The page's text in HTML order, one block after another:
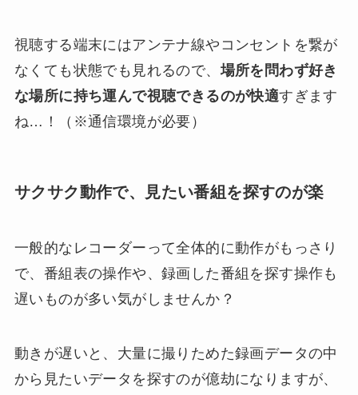
視聴する端末にはアンテナ線やコンセントを繋が
なくても状態でも見れるので、場所を問わず好き
な場所に持ち運んで視聴できるのが快適すぎます
ね…！（※通信環境が必要）
サクサク動作で、見たい番組を探すのが楽
一般的なレコーダーって全体的に動作がもっさり
で、番組表の操作や、録画した番組を探す操作も
遅いものが多い気がしませんか？
動きが遅いと、大量に撮りためた録画データの中
から見たいデータを探すのが億劫になりますが、